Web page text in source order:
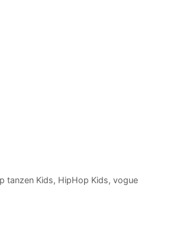
tanzen Kids, HipHop Kids, vogue